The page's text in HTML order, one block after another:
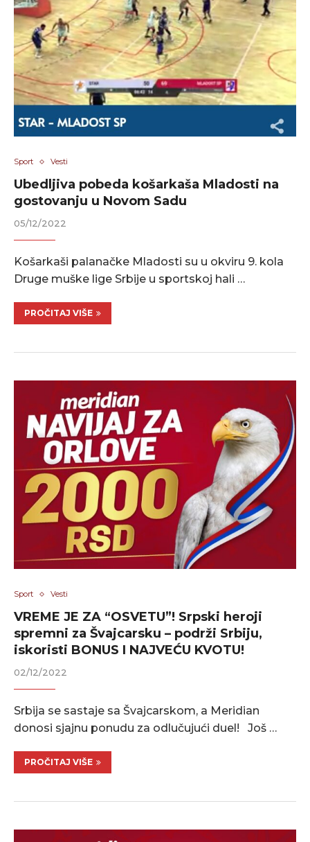
Sport Vesti
Ubedljiva pobeda košarkaša Mladosti na
gostovanju u Novom Sadu
05/12/2022
Košarkaši palanačke Mladosti su u okviru 9. kola
Druge muške lige Srbije u sportskoj hali …
PROČITAJ VIŠE
Sport Vesti
VREME JE ZA “OSVETU”! Srpski heroji
spremni za Švajcarsku – podrži Srbiju,
iskoristi BONUS I NAJVEĆU KVOTU!
02/12/2022
Srbija se sastaje sa Švajcarskom, a Meridian
donosi sjajnu ponudu za odlučujući duel! Još …
PROČITAJ VIŠE